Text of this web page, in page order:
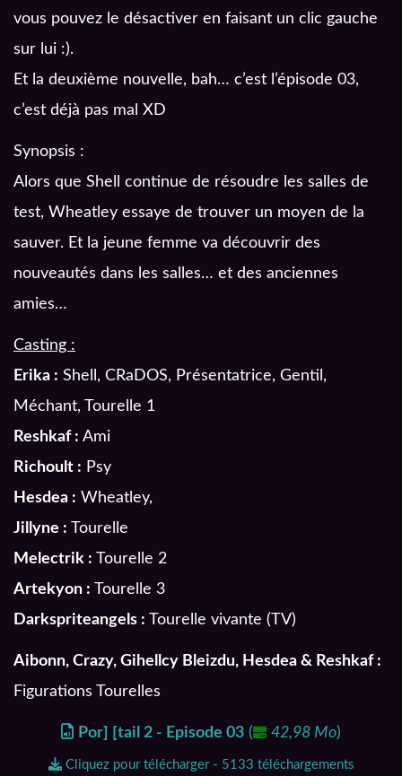
vous pouvez le désactiver en faisant un clic gauche
sur lui :).
Et la deuxième nouvelle, bah… c’est l’épisode 03,
c’est déjà pas mal XD
Synopsis :
Alors que Shell continue de résoudre les salles de
test, Wheatley essaye de trouver un moyen de la
sauver. Et la jeune femme va découvrir des
nouveautés dans les salles… et des anciennes
amies…
Casting :
Erika : Shell, CRaDOS, Présentatrice, Gentil,
Méchant, Tourelle 1
Reshkaf : Ami
Richoult : Psy
Hesdea : Wheatley,
Jillyne : Tourelle
Melectrik : Tourelle 2
Artekyon : Tourelle 3
Darkspriteangels : Tourelle vivante (TV)
Aibonn, Crazy, Gihellcy Bleizdu, Hesdea & Reshkaf :
Figurations Tourelles
Por] [tail 2 - Episode 03 ( 42,98 Mo)
Cliquez pour télécharger - 5133 téléchargements